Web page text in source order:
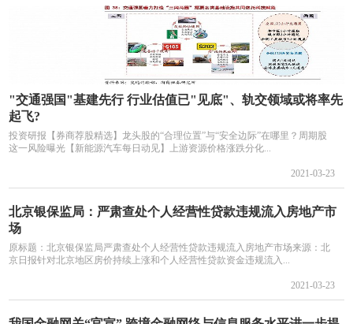
"交通强国"基建先行 行业估值已"见底"、轨交领域或将率先
起飞?
投资研报【券商荐股精选】龙头股的“合理位置”与“安全边际”在哪里？周期股
这一风险曝光【新能源汽车每日动见】上游资源价格涨跌分化...
2021-03-23
北京银保监局：严肃查处个人经营性贷款违规流入房地产市
场
原标题：北京银保监局严肃查处个人经营性贷款违规流入房地产市场来源：北
京日报针对北京地区房价持续上涨和个人经营性贷款资金违规流入...
2021-03-23